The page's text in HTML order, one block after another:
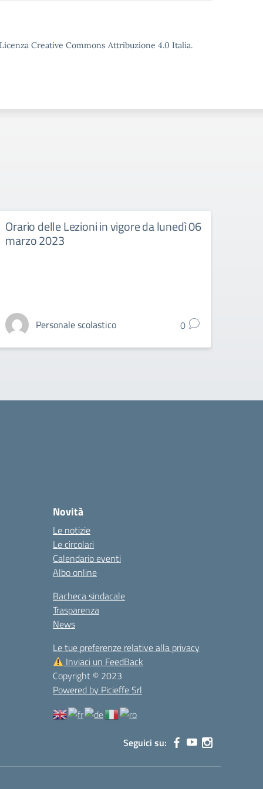
Creative Commons Attribuzione 4.0 Italia.
Orario delle Lezioni in vigore da lunedì 06
marzo 2023
Personale scolastico 0
Novità
Le notizie
Le circolari
Calendario eventi
Albo online
Bacheca sindacale
Trasparenza
News
Le tue preferenze relative alla privacy
Inviaci un FeedBack
Copyright © 2023
Powered by Picieffe Srl
Seguici su: